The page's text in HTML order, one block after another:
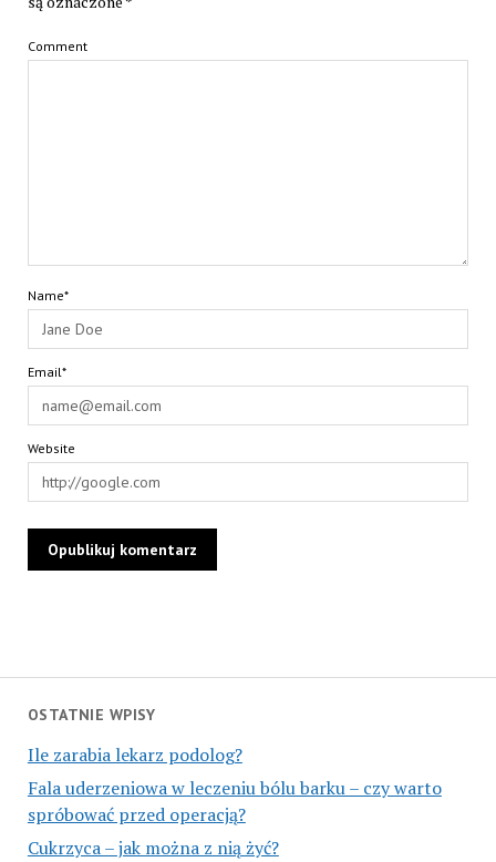
OSTATNIE WPISY
Ile zarabia lekarz podolog?
Fala uderzeniowa w leczeniu bólu barku – czy warto
spróbować przed operacją?
Cukrzyca – jak można z nią żyć?
Comment
Name*
Email*
Website